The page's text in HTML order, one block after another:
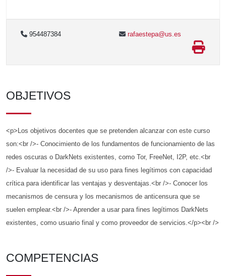
954487384 rafaestepa@us.es
OBJETIVOS
<p>Los objetivos docentes que se pretenden alcanzar con este curso
son:<br />- Conocimiento de los fundamentos de funcionamiento de las
redes oscuras o DarkNets existentes, como Tor, FreeNet, I2P, etc.<br
/>- Evaluar la necesidad de su uso para fines legítimos con capacidad
crítica para identificar las ventajas y desventajas.<br />- Conocer los
mecanismos de censura y los mecanismos de anticensura que se
suelen emplear.<br />- Aprender a usar para fines legítimos DarkNets
existentes, como usuario final y como proveedor de servicios.</p><br />
COMPETENCIAS